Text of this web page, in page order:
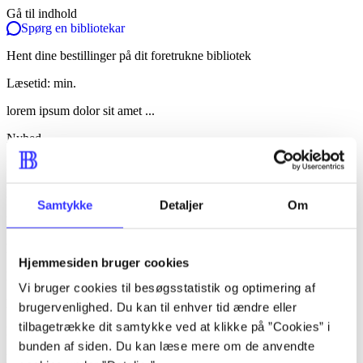
Samtykke Detaljer Om
Hjemmesiden bruger cookies
Vi bruger cookies til besøgsstatistik og optimering af
brugervenlighed. Du kan til enhver tid ændre eller
tilbagetrække dit samtykke ved at klikke på ”Cookies” i
bunden af siden. Du kan læse mere om de anvendte
Gå til indhold
Spørg en bibliotekar
Hent dine bestillinger på dit foretrukne bibliotek
Læsetid: min.
lorem ipsum dolor sit amet ...
Nyhed
lorem ipsum dolor sit amet ...
lorem ipsum dolor sit amet ...
lorem ipsum dolor sit amet ...
lorem ipsum dolor sit amet ...